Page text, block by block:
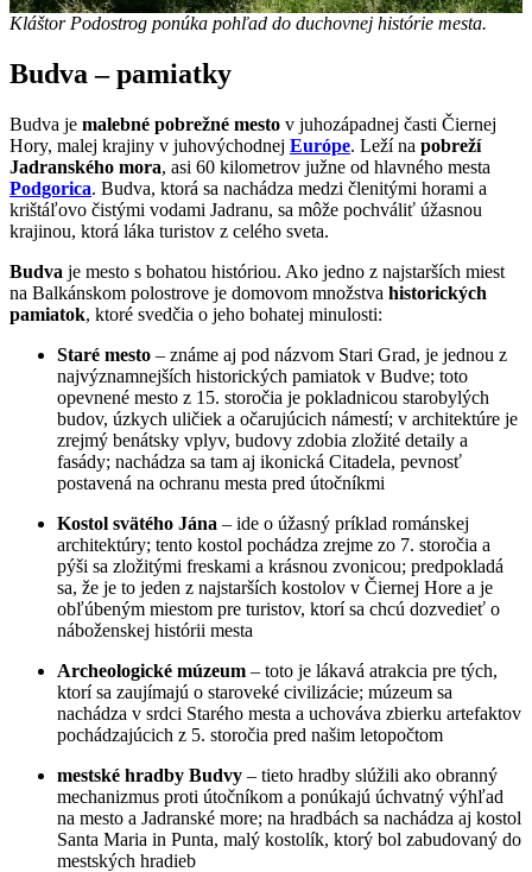
Kláštor Podostrog ponúka pohľad do duchovnej histórie mesta.
Budva – pamiatky
Budva je malebné pobrežné mesto v juhozápadnej časti Čiernej
Hory, malej krajiny v juhovýchodnej Európe. Leží na pobreží
Jadranského mora, asi 60 kilometrov južne od hlavného mesta
Podgorica. Budva, ktorá sa nachádza medzi členitými horami a
krištáľovo čistými vodami Jadranu, sa môže pochváliť úžasnou
krajinou, ktorá láka turistov z celého sveta.
Budva je mesto s bohatou históriou. Ako jedno z najstarších miest
na Balkánskom polostrove je domovom množstva historických
pamiatok, ktoré svedčia o jeho bohatej minulosti:
Staré mesto – známe aj pod názvom Stari Grad, je jednou z
najvýznamnejších historických pamiatok v Budve; toto
opevnené mesto z 15. storočia je pokladnicou starobylých
budov, úzkych uličiek a očarujúcich námestí; v architektúre je
zrejmý benátsky vplyv, budovy zdobia zložité detaily a
fasády; nachádza sa tam aj ikonická Citadela, pevnosť
postavená na ochranu mesta pred útočníkmi
Kostol svätého Jána – ide o úžasný príklad románskej
architektúry; tento kostol pochádza zrejme zo 7. storočia a
pýši sa zložitými freskami a krásnou zvonicou; predpokladá
sa, že je to jeden z najstarších kostolov v Čiernej Hore a je
obľúbeným miestom pre turistov, ktorí sa chcú dozvedieť o
náboženskej histórii mesta
Archeologické múzeum – toto je lákavá atrakcia pre tých,
ktorí sa zaujímajú o staroveké civilizácie; múzeum sa
nachádza v srdci Starého mesta a uchováva zbierku artefaktov
pochádzajúcich z 5. storočia pred našim letopočtom
mestské hradby Budvy – tieto hradby slúžili ako obranný
mechanizmus proti útočníkom a ponúkajú úchvatný výhľad
na mesto a Jadranské more; na hradbách sa nachádza aj kostol
Santa Maria in Punta, malý kostolík, ktorý bol zabudovaný do
mestských hradieb